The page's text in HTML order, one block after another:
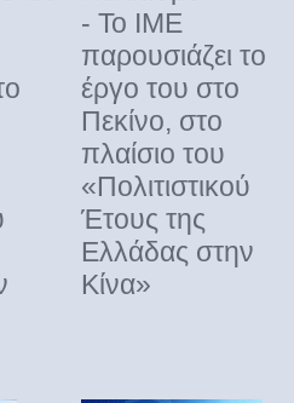
- Το ΙΜΕ
παρουσιάζει το
έργο του στο
Πεκίνο, στο
πλαίσιο του
«Πολιτιστικού
Έτους της
Ελλάδας στην
Κίνα»